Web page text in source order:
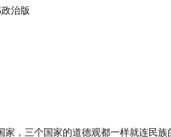
治版
，三个国家的道德观都一样就连民族